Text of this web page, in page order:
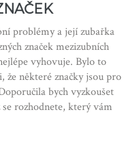
problémy a její zubařka
značek mezizubních
vyhovuje. Bylo to
že některé značky jsou pro
bych vyzkoušet
rozhodnete, který vám